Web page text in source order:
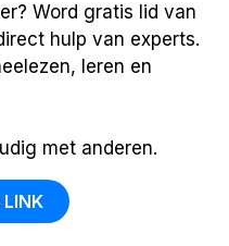
Word gratis lid van
hulp van experts.
leren en
met anderen.
LINK